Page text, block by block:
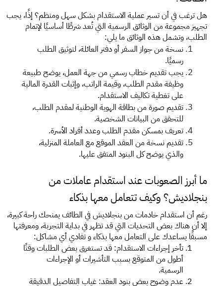
هل ترغب في أن تسير عملية الاستقدام بشكل سهل ومنظم؟ إذًا، يجب
الطلب، وتشمل هذه الوثائق ما يلي:
نسخة من جواز السفر أو دفتر العائلة، لتوثيق الطلب
رسميًا.
يجب تقديم خطاب رسمي من جهة العمل، يوضح طبيعة
وظيفة مقدم الطلب، وقيمة الراتب، وإثبات القدرة المالية
على تغطية تكاليف الاستقدام.
للتحقق من البيانات الشخصية.
تعريف بمسكن مقدم الطلب وعدد أفراد الأسرة.
والذي يوضح كل البنود المتفق عليها.
ما أبرز الصعوبات عند استقدام عاملات من
بنجلاديش؟ وكيف تتعامل معها بذكاء
مسبقًا يساعدك على التعامل معها بذكاء و تفادي أي مشاكل:
أطول من المتوقع بسبب التأشيرات أو الإجراءات
الرسمية.
عدم وضوح بعض بنود العقد: غياب التفاصيل الدقيقة